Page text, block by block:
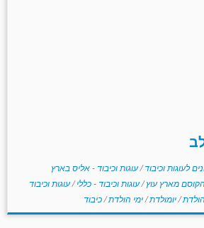
לעוגות וכיבוד/עוגות וכיבוד - אליס בארץ
הקוסם מארץ עוץ/עוגות וכיבוד - כללי/עוגות וכיבוד
/יומולדת/ימי הולדת/כיבוד